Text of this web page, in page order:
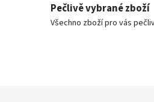
Pečlivě vybrané zboží
Všechno zboží pro vás